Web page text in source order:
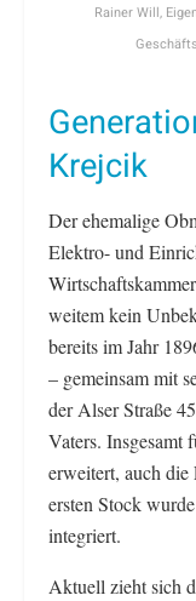
Rainer Will,
Krejcik
Der ehemalige
Elektro- und
weitem kein
bereits im Jahr
– gemeinsam mit
der Alser Straße
Vaters. Insgesamt
erweitert, auch die
ersten Stock
integriert.
Aktuell zieht sich